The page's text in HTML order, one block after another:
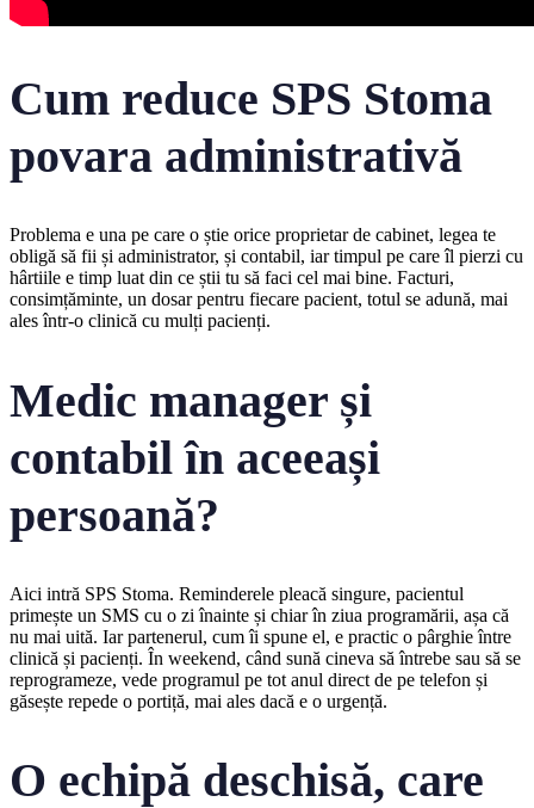
Cum reduce SPS Stoma
povara administrativă
Problema e una pe care o știe orice proprietar de cabinet, legea te
obligă să fii și administrator, și contabil, iar timpul pe care îl pierzi cu
hârtiile e timp luat din ce știi tu să faci cel mai bine. Facturi,
consimțăminte, un dosar pentru fiecare pacient, totul se adună, mai
ales într-o clinică cu mulți pacienți.
Medic manager și
contabil în aceeași
persoană?
Aici intră SPS Stoma. Reminderele pleacă singure, pacientul
primește un SMS cu o zi înainte și chiar în ziua programării, așa că
nu mai uită. Iar partenerul, cum îi spune el, e practic o pârghie între
clinică și pacienți. În weekend, când sună cineva să întrebe sau să se
reprogrameze, vede programul pe tot anul direct de pe telefon și
găsește repede o portiță, mai ales dacă e o urgență.
O echipă deschisă, care